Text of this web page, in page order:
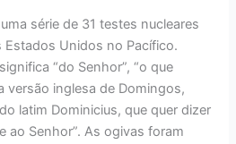
série de 31 testes nucleares
Estados Unidos no Pacífico.
“do Senhor”, “o que
versão inglesa de Domingos,
latim Dominicius, que quer dizer
ao Senhor”. As ogivas foram